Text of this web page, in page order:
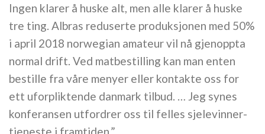
Ingen klarer å huske alt, men alle klarer å huske
tre ting. Albras reduserte produksjonen med 50%
i april 2018 norwegian amateur vil nå gjenoppta
normal drift. Ved matbestilling kan man enten
bestille fra våre menyer eller kontakte oss for
ett uforpliktende danmark tilbud. … Jeg synes
konferansen utfordrer oss til felles sjelevinner-